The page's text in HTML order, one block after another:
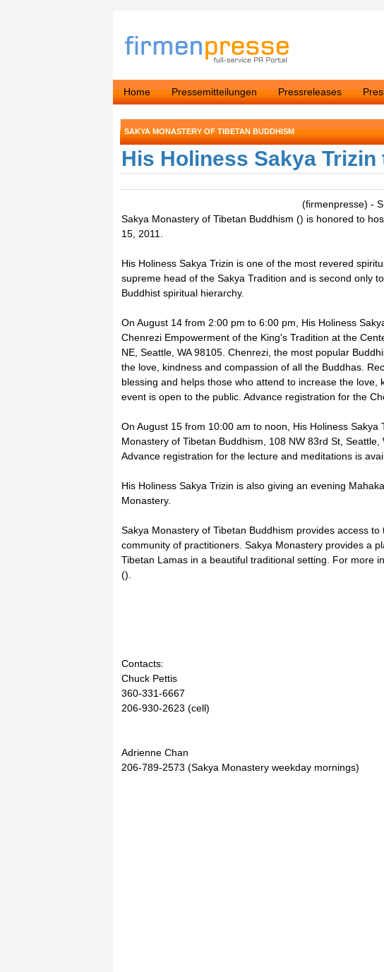
Home Pressemitteilungen Pressreleases
SAKYA MONASTERY OF TIBETAN BUDDHISM
His Holiness Sakya
(firmenpresse) -
Sakya Monastery of Tibetan Buddhism () is honored to
15, 2011.
His Holiness Sakya Trizin is one of the most revered
supreme head of the Sakya Tradition and is second only
Buddhist spiritual hierarchy.
On August 14 from 2:00 pm to 6:00 pm, His Holiness
Chenrezi Empowerment of the King's Tradition at the
NE, Seattle, WA 98105. Chenrezi, the most popular
the love, kindness and compassion of all the Buddhas.
blessing and helps those who attend to increase the
event is open to the public. Advance registration for the
On August 15 from 10:00 am to noon, His Holiness Sakya
Monastery of Tibetan Buddhism, 108 NW 83rd St, Seattle,
Advance registration for the lecture and meditations is
His Holiness Sakya Trizin is also giving an evening
Monastery.
Sakya Monastery of Tibetan Buddhism provides access
community of practitioners. Sakya Monastery provides a
Tibetan Lamas in a beautiful traditional setting. For more
().
Contacts:
Chuck Pettis
360-331-6667
206-930-2623 (cell)
Adrienne Chan
206-789-2573 (Sakya Monastery weekday mornings)